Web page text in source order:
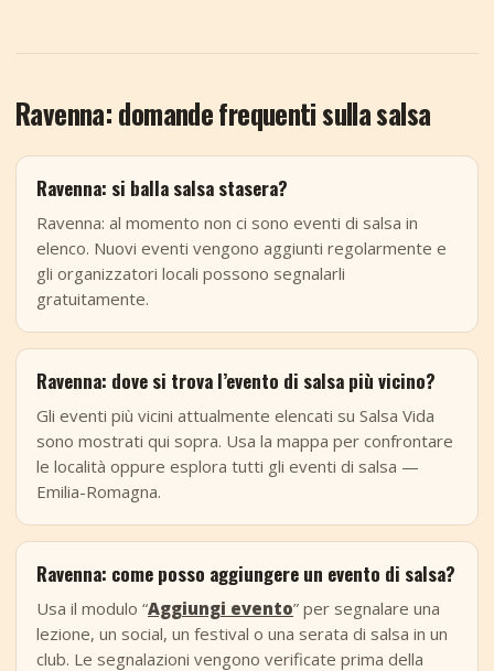
Ravenna: domande frequenti sulla salsa
Ravenna: si balla salsa stasera?
Ravenna: al momento non ci sono eventi di salsa in
elenco. Nuovi eventi vengono aggiunti regolarmente e
gli organizzatori locali possono segnalarli
gratuitamente.
Ravenna: dove si trova l’evento di salsa più vicino?
Gli eventi più vicini attualmente elencati su Salsa Vida
sono mostrati qui sopra. Usa la mappa per confrontare
le località oppure esplora tutti gli eventi di salsa —
Emilia-Romagna.
Ravenna: come posso aggiungere un evento di salsa?
Usa il modulo “Aggiungi evento” per segnalare una
lezione, un social, un festival o una serata di salsa in un
club. Le segnalazioni vengono verificate prima della